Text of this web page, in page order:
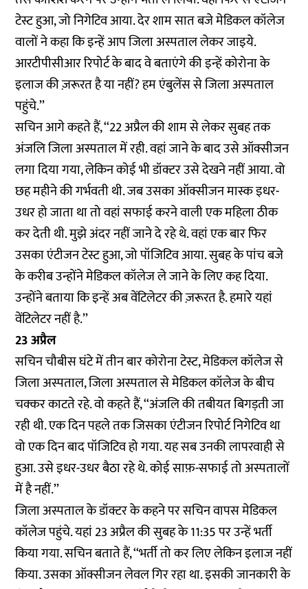
टेस्ट हुआ, जो निगेटिव आया. देर शाम सात बजे मेडिकल कॉलेज
वालों ने कहा कि इन्हें आप जिला अस्पताल लेकर जाइये.
आरटीपीसीआर रिपोर्ट के बाद वे बताएंगे की इन्हें कोरोना के
इलाज की ज़रूरत है या नहीं? हम एंबुलेंस से जिला अस्पताल
पहुंचे.’’
सचिन आगे कहते हैं, ‘‘22 अप्रैल की शाम से लेकर सुबह तक
अंजलि जिला अस्पताल में रही. वहां जाने के बाद उसे ऑक्सीजन
लगा दिया गया, लेकिन कोई भी डॉक्टर उसे देखने नहीं आया. वो
छह महीने की गर्भवती थी. जब उसका ऑक्सीजन मास्क इधर-
उधर हो जाता था तो वहां सफाई करने वाली एक महिला ठीक
कर देती थी. मुझे अंदर नहीं जाने दे रहे थे. वहां एक बार फिर
उसका एंटीजन टेस्ट हुआ, जो पॉजिटिव आया. सुबह के पांच बजे
के करीब उन्होंने मेडिकल कॉलेज ले जाने के लिए कह दिया.
उन्होंने बताया कि इन्हें अब वेंटिलेटर की ज़रूरत है. हमारे यहां
वेंटिलेटर नहीं है.’’
23 अप्रैल
सचिन चौबीस घंटे में तीन बार कोरोना टेस्ट, मेडिकल कॉलेज से
जिला अस्पताल, जिला अस्पताल से मेडिकल कॉलेज के बीच
चक्कर काटते रहे. वो कहते हैं, ‘‘अंजलि की तबीयत बिगड़ती जा
रही थी. एक दिन पहले तक जिसका एंटीजन रिपोर्ट निगेटिव था
वो एक दिन बाद पॉजिटिव हो गया. यह सब उनकी लापरवाही से
हुआ. उसे इधर-उधर बैठा रहे थे. कोई साफ़-सफाई तो अस्पतालों
में है नहीं.’’
जिला अस्पताल के डॉक्टर के कहने पर सचिन वापस मेडिकल
कॉलेज पहुंचे. यहां 23 अप्रैल की सुबह के 11:35 पर उन्हें भर्ती
किया गया. सचिन बताते हैं, ‘‘भर्ती तो कर लिए लेकिन इलाज नहीं
किया. उसका ऑक्सीजन लेवल गिर रहा था. इसकी जानकारी के